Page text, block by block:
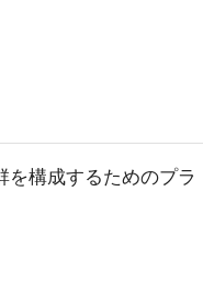
構成するためのプラ